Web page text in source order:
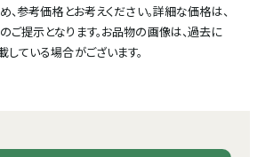
、参考価格とお考えください。詳細な価格は、
提示となります。お品物の画像は、過去に
ている場合がございます。